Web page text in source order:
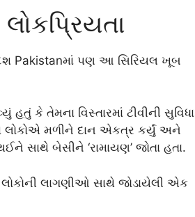
દેશ Pakistanમાં પણ આ સિરિયલ ખૂબ
કે તેમના વિસ્તારમાં ટીવીની સુવિધા
લોકોએ મળીને દાન એકત્ર કર્યું અને
સાથે બેસીને ‘રામાયણ’ જોતા હતા.
લાગણીઓ સાથે જોડાયેલી એક